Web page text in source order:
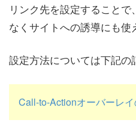
リンク先を設定すること
なくサイトへの誘導にも使
設定方法については下記の
Call-to-Actionオーバーレイ